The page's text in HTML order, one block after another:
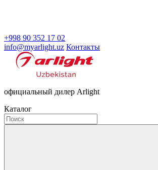
+998 90 352 17 02
info@myarlight.uz Контакты
официальный дилер Arlight
Каталог